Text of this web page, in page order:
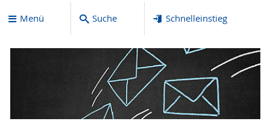
Menü Suche Schnelleinstieg